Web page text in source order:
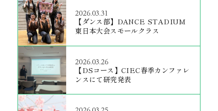
2026.03.31
【ダンス部】DANCE STADIUM
東日本大会スモールクラス
2026.03.26
【DSコース】CIEC春季カンファレ
ンスにて研究発表